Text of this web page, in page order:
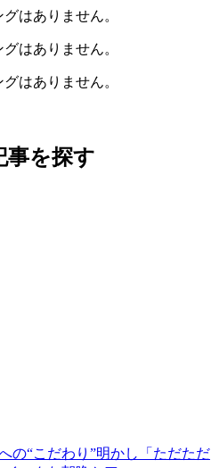
はありません。
はありません。
はありません。
事を探す
の“こだわり”明かし「ただただ